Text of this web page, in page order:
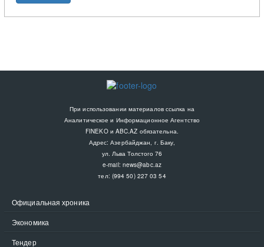
При использовании материалов ссылка на
Аналитическое и Информационное Агентство
FINEKO и ABC.AZ обязательна.
Адрес: Азербайджан, г. Баку,
ул. Льва Толстого 76
e-mail: news@abc.az
тел: (994 50) 227 03 54
Официальная хроника
Экономика
Тендер